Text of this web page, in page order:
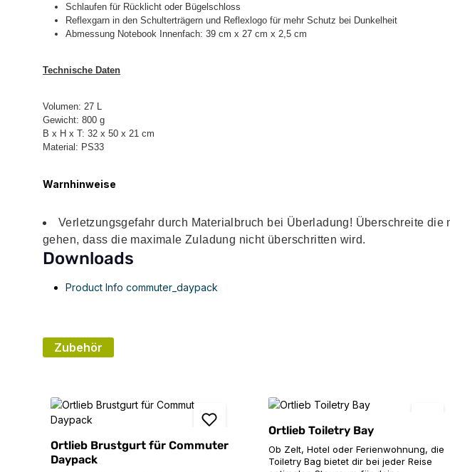
Schlaufen für Rücklicht oder Bügelschloss
Reflexgarn in den Schulterträgern und Reflexlogo für mehr Schutz bei Dunkelheit
Abmessung Notebook Innenfach: 39 cm x 27 cm x 2,5 cm
Technische Daten
Volumen: 27 L
Gewicht: 800 g
B x H x T: 32 x 50 x 21 cm
Material: PS33
Warnhinweise
Verletzungsgefahr durch Materialbruch bei Überladung! Überschreite
gehen, dass die maximale Zuladung nicht überschritten wird.
Downloads
Product Info commuter_daypack
Zubehör
Ortlieb Brustgurt für Commuter
Daypack
Ortlieb Toiletry Bay
Ob Zelt, Hotel oder Ferienwohnung, die
Toiletry Bag bietet dir bei jeder Reise